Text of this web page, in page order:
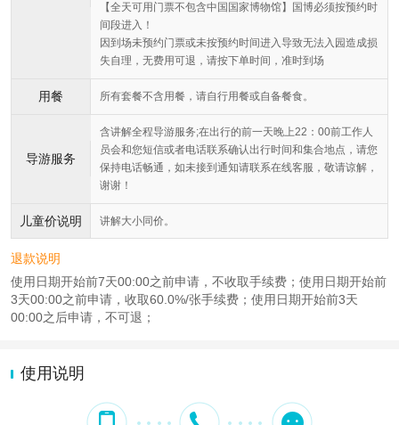
【全天可用门票不包含中国国家博物馆】国博必须按预约时
间段进入！
因到场未预约门票或未按预约时间进入导致无法入园造成损
失自理，无费用可退，请按下单时间，准时到场
用餐 所有套餐不含用餐，请自行用餐或自备餐食。
导游服务
含讲解全程导游服务;在出行的前一天晚上22：00前工作人
员会和您短信或者电话联系确认出行时间和集合地点，请您
保持电话畅通，如未接到通知请联系在线客服，敬请谅解，
谢谢！
儿童价说明 讲解大小同价。
退款说明
使用日期开始前7天00:00之前申请，不收取手续费；使用日期开始前
3天00:00之前申请，收取60.0%/张手续费；使用日期开始前3天
00:00之后申请，不可退；
使用说明